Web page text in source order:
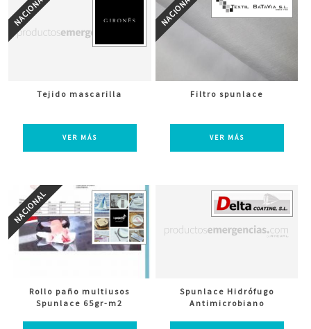
Tejido mascarilla
VER MÁS
Filtro spunlace
VER MÁS
Rollo paño multiusos
Spunlace 65gr-m2
Spunlace Hidrófugo
Antimicrobiano